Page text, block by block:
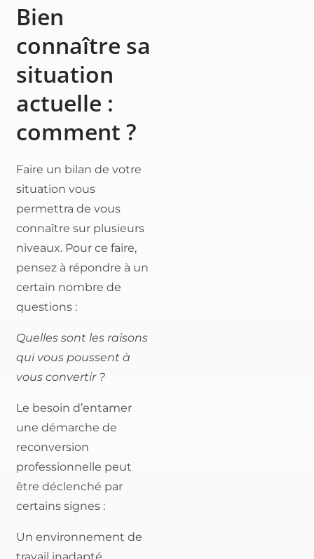
Bien
connaître sa
situation
actuelle :
comment ?
Faire un bilan de votre
situation vous
permettra de vous
connaître sur plusieurs
niveaux. Pour ce faire,
pensez à répondre à un
certain nombre de
questions :
Quelles sont les raisons
qui vous poussent à
vous convertir ?
Le besoin d’entamer
une démarche de
reconversion
professionnelle peut
être déclenché par
certains signes :
Un environnement de